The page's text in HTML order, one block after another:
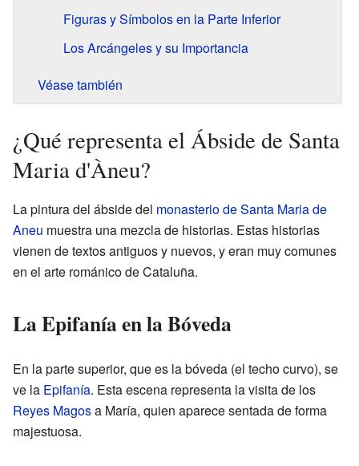
Figuras y Símbolos en la Parte Inferior
Los Arcángeles y su Importancia
Véase también
¿Qué representa el Ábside de Santa
Maria d'Àneu?
La pintura del ábside del monasterio de Santa Maria de
Aneu muestra una mezcla de historias. Estas historias
vienen de textos antiguos y nuevos, y eran muy comunes
en el arte románico de Cataluña.
La Epifanía en la Bóveda
En la parte superior, que es la bóveda (el techo curvo), se
ve la Epifanía. Esta escena representa la visita de los
Reyes Magosa María, quien aparece sentada de forma
majestuosa.